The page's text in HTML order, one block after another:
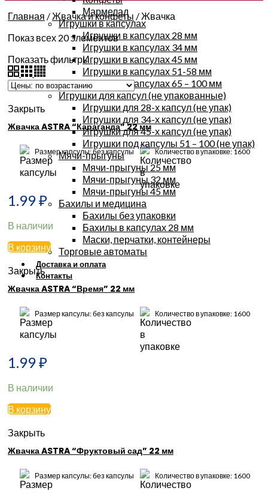
Мармелад
Игрушки в капсулах
Игрушки в капсулах 28 мм
Игрушки в капсулах 34 мм
Игрушки в капсулах 45 мм
Игрушки в капсулах 51-58 мм
Игрушки в капсулах 65 – 100 мм
Игрушки для капсул (не упакованные)
Игрушки для 28-х капсул (не упак)
Игрушки для 34-х капсул (не упак)
Игрушки для 45-х капсул (не упак)
Игрушки под капсулы 51 – 100 (не упак)
Мячи-прыгуны
Мячи-прыгуны 25 мм
Мячи-прыгуны 32 мм
Мячи-прыгуны 45 мм
Бахилы и медицина
Бахилы без упаковки
Бахилы в капсулах 28 мм
Маски, перчатки, контейнеры
Торговые автоматы
Доставка и оплата
Контакты
Главная /Жвачка и конфеты /Жвачка
Показ всех 20 элементов
Показать фильтры
Закрыть
Жвачка ASTRA “Караганда” 22 мм
Размер капсулы: без капсулы Количество в упаковке: 1600
1.99₽
В наличии
В корзину
Закрыть
Жвачка ASTRA “Время” 22 мм
Размер капсулы: без капсулы Количество в упаковке: 1600
1.99₽
В наличии
В корзину
Закрыть
Жвачка ASTRA “Фруктовый сад” 22 мм
Размер капсулы: без капсулы Количество в упаковке: 1600